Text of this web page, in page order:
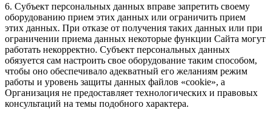
6. Субъект персональных данных вправе запретить своему
оборудованию прием этих данных или ограничить прием
этих данных. При отказе от получения таких данных или при
ограничении приема данных некоторые функции Сайта могут
работать некорректно. Субъект персональных данных
обязуется сам настроить свое оборудование таким способом,
чтобы оно обеспечивало адекватный его желаниям режим
работы и уровень защиты данных файлов «cookie», а
Организация не предоставляет технологических и правовых
консультаций на темы подобного характера.